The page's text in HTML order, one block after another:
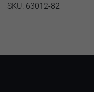
SKU: 63012-82